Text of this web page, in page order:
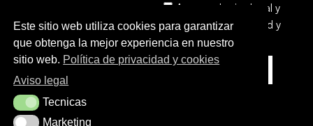
Acepto el aviso legal y
lapolítica de privacidad y
cookies
Este sitio web utiliza cookies para garantizar
que obtenga la mejor experiencia en nuestro
sitio web. Política de privacidad y cookies
Aviso legal
TecnicasTecnicas
MarketingMarketing